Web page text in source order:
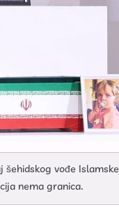
vođe Islamske
nema granica.